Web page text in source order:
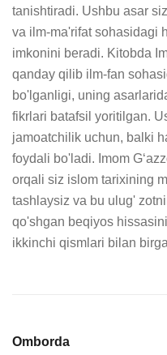
tanishtiradi. Ushbu asar
va ilm-ma'rifat sohasidagi
imkonini beradi. Kitobda
qanday qilib ilm-fan
bo'lganligi, uning
fikrlari batafsil yoritilgan.
jamoatchilik uchun, balki
foydali bo'ladi. Imom
orqali siz islom tarixining
tashlaysiz va bu ulug'
qo'shgan beqiyos
ikkinchi qismlari bilan
Omborda